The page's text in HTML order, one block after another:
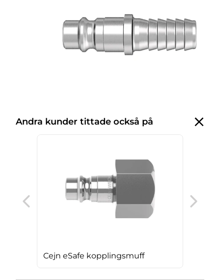
Andra kunder tittade också på
Cejn eSafe kopplingsmuff